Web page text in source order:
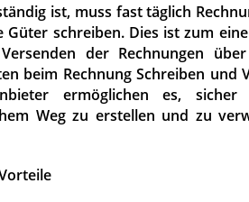
ist, muss fast täglich
Güter schreiben. Dies ist zum
Versenden der Rechnungen
beim Rechnung Schreiben und
ermöglichen es,
Weg zu erstellen und zu